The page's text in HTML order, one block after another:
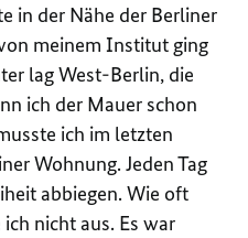
in der Nähe der Berliner
meinem Institut ging
lag West-Berlin, die
ich der Mauer schon
ich im letzten
Wohnung. Jeden Tag
abbiegen. Wie oft
nicht aus. Es war